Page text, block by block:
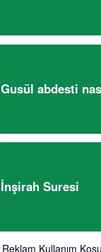
Gusül abdesti
İnşirah Suresi
Reklam Kullanım